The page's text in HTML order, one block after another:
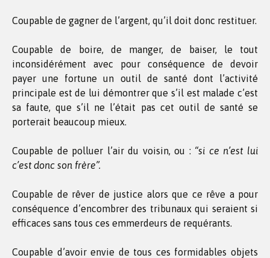
Coupable de gagner de l’argent, qu’il doit donc restituer.
Coupable de boire, de manger, de baiser, le tout
inconsidérément avec pour conséquence de devoir
payer une fortune un outil de santé dont l’activité
principale est de lui démontrer que s’il est malade c’est
sa faute, que s’il ne l’était pas cet outil de santé se
porterait beaucoup mieux.
Coupable de polluer l’air du voisin, ou : “si ce n’est lui
c’est donc son frère”.
Coupable de rêver de justice alors que ce rêve a pour
conséquence d’encombrer des tribunaux qui seraient si
efficaces sans tous ces emmerdeurs de requérants.
Coupable d’avoir envie de tous ces formidables objets